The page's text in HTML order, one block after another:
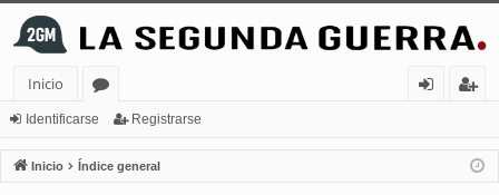
Inicio
or
os
nt
ifi
ist
ra
Identificarse Registrarse
Inicio Índice general